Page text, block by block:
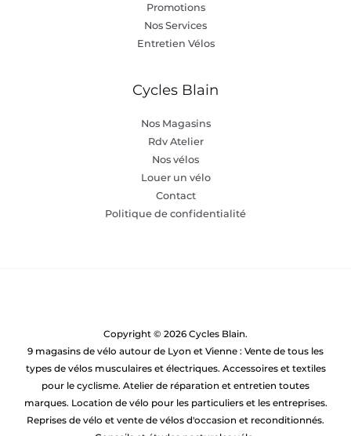
Promotions
Nos Services
Entretien Vélos
Cycles Blain
Nos Magasins
Rdv Atelier
Nos vélos
Louer un vélo
Contact
Politique de confidentialité
Copyright © 2026 Cycles Blain.
9 magasins de vélo autour de Lyon et Vienne : Vente de tous les
types de vélos musculaires et électriques. Accessoires et textiles
pour le cyclisme. Atelier de réparation et entretien toutes
marques. Location de vélo pour les particuliers et les entreprises.
Reprises de vélo et vente de vélos d'occasion et reconditionnés.